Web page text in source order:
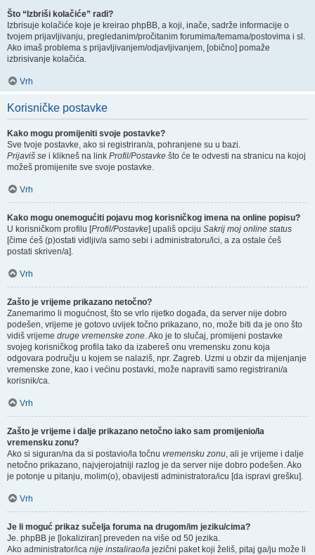
Što “Izbriši kolačiće” radi?
Izbrisuje kolačiće koje je kreirao phpBB, a koji, inače, sadrže informacije o
tvojem prijavljivanju, pregledanim/pročitanim forumima/temama/postovima i sl.
Ako imaš problema s prijavljivanjem/odjavljivanjem, [obično] pomaže
izbrisivanje kolačića.
Vrh
Korisničke postavke
Kako mogu promijeniti svoje postavke?
Sve tvoje postavke, ako si registriran/a, pohranjene su u bazi.
Prijaviš se i klikneš na link Profil/Postavke što će te odvesti na stranicu na kojoj
možeš promijenite sve svoje postavke.
Vrh
Kako mogu onemogućiti pojavu mog korisničkog imena na online popisu?
U korisničkom profilu [Profil/Postavke] upališ opciju Sakrij moj online status
[čime ćeš (p)ostati vidljiv/a samo sebi i administratoru/ici, a za ostale ćeš
postati skriven/a].
Vrh
Zašto je vrijeme prikazano netočno?
Zanemarimo li mogućnost, što se vrlo rijetko događa, da server nije dobro
podešen, vrijeme je gotovo uvijek točno prikazano, no, može biti da je ono što
vidiš vrijeme druge vremenske zone. Ako je to slučaj, promijeni postavke
svojeg korisničkog profila tako da izabereš onu vremensku zonu koja
odgovara području u kojem se nalaziš, npr. Zagreb. Uzmi u obzir da mijenjanje
vremenske zone, kao i većinu postavki, može napraviti samo registrirani/a
korisnik/ca.
Vrh
Zašto je vrijeme i dalje prikazano netočno iako sam promijenio/la
vremensku zonu?
Ako si siguran/na da si postavio/la točnu vremensku zonu, ali je vrijeme i dalje
netočno prikazano, najvjerojatniji razlog je da server nije dobro podešen. Ako
je potonje u pitanju, molim(o), obavijesti administratora/icu [da ispravi grešku].
Vrh
Je li moguć prikaz sučelja foruma na drugom/im jeziku/cima?
Je. phpBB je [lokaliziran] preveden na više od 50 jezika.
Ako administrator/ica nije instalirao/la jezični paket koji želiš, pitaj ga/ju može li